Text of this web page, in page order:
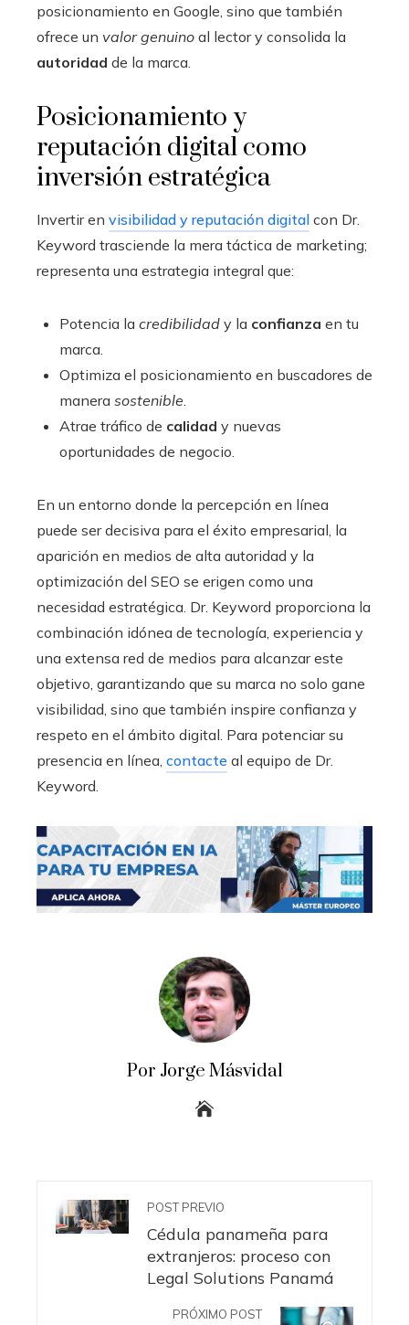
posicionamiento en Google, sino que también
ofrece un valor genuino al lector y consolida la
autoridad de la marca.
Posicionamiento y
reputación digital como
inversión estratégica
Invertir en visibilidad y reputación digital con Dr.
Keyword trasciende la mera táctica de marketing;
representa una estrategia integral que:
Potencia la credibilidad y la confianza en tu
marca.
Optimiza el posicionamiento en buscadores de
manera sostenible
Atrae tráfico de calidad y nuevas
oportunidades de negocio.
En un entorno donde la percepción en línea
puede ser decisiva para el éxito empresarial, la
aparición en medios de alta autoridad y la
optimización del SEO se erigen como una
necesidad estratégica. Dr. Keyword proporciona la
combinación idónea de tecnología, experiencia y
una extensa red de medios para alcanzar este
objetivo, garantizando que su marca no solo gane
visibilidad, sino que también inspire confianza y
respeto en el ámbito digital. Para potenciar su
presencia en línea, contacte al equipo de Dr.
Keyword.
Por Jorge Másvidal
POST PREVIO
Cédula panameña para
extranjeros: proceso con
Legal Solutions Panamá
PRÓXIMO POST